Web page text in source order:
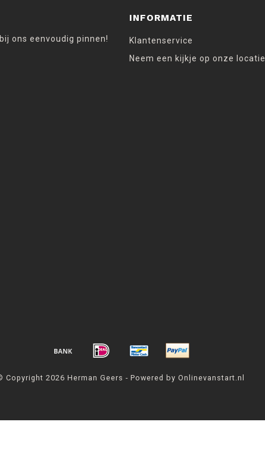
ons eenvoudig pinnen!
INFORMATIE
Klantenservice
Neem een kijkje op onze locatie
Copyright 2026 Herman Geers - Powered by Onlinevanstart.nl